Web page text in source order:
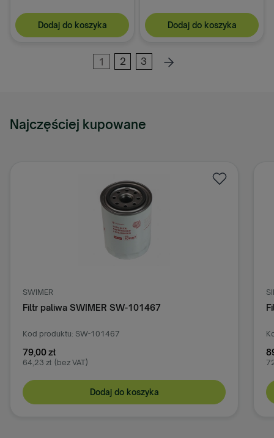
Dodaj do koszyka Dodaj do koszyka
1 2 3
Najczęściej kupowane
SWIMER
Filtr paliwa SWIMER SW-101467
Kod produktu: SW-101467
79,00 zł
64,23 zł (bez VAT)
Dodaj do koszyka